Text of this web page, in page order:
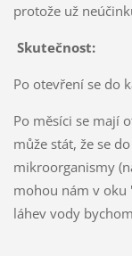
protože už
Skutečnost:
Po otevření se do
Po měsíci se mají
může stát, že se
mikroorganismy
mohou nám v oku
láhev vody